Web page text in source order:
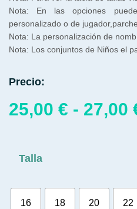
Nota: En las opciones
personalizado o de
Nota: La personalización de
Nota: Los conjuntos de Niños el
Precio:
25,00 € - 27,00
Talla
16 18 20 22